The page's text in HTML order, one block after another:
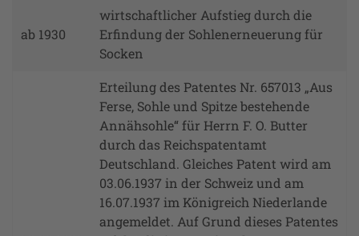
ab 1930
wirtschaftlicher Aufstieg durch die
Erfindung der Sohlenerneuerung für
Socken
Erteilung des Patentes Nr. 657013 „Aus
Ferse, Sohle und Spitze bestehende
Annähsohle“ für Herrn F. O. Butter
durch das Reichspatentamt
Deutschland. Gleiches Patent wird am
03.06.1937 in der Schweiz und am
16.07.1937 im Königreich Niederlande
angemeldet. Auf Grund dieses Patentes